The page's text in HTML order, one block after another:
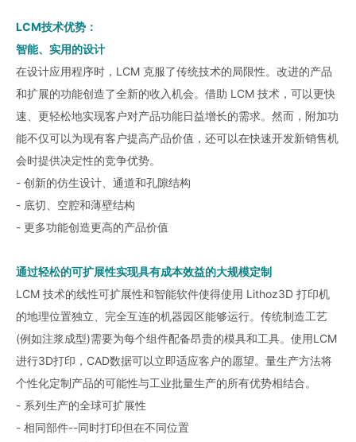
LCM技术优势：
智能、实用的设计
在设计应用程序时，LCM 克服了传统技术的局限性。改进的产品
和扩展的功能创造了全新的收入机会。借助 LCM 技术，可以更快
速、更轻松地实现客户对产品功能日益增长的需求。然而，附加功
能不仅可以为现有客户提高产品价值，还可以在快速开发新销售机
会时提供决定性的竞争优势。
- 创新的仿生设计、通道和孔隙结构
- 底切、空腔和薄壁结构
- 更多功能创造更高的产品价值
通过轻松的可扩展性实现具有成本效益的大规模定制
LCM 技术的线性可扩展性和智能软件使得使用 Lithoz3D 打印机
的地理位置独立、完全互连的机器园区能够运行。传统制造工艺
(例如注浆成型)需要为每个组件配备昂贵的模具和工具。使用LCM
进行3D打印，CAD数据可以立即适应客户的愿望。量生产方法将
个性化定制产品的可能性与工业批量生产的所有优势相结合。
- 系列生产的全球可扩展性
- 相同部件--同时打印但在不同位置